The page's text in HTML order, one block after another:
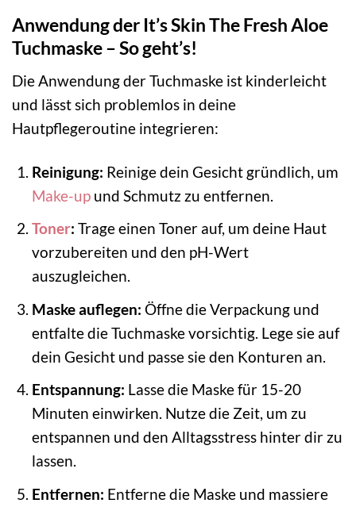
Anwendung der It’s Skin The Fresh Aloe
Tuchmaske – So geht’s!
Die Anwendung der Tuchmaske ist kinderleicht
und lässt sich problemlos in deine
Hautpflegeroutine integrieren:
Reinigung: Reinige dein Gesicht gründlich, um
Make-upund Schmutz zu entfernen.
Toner: Trage einen Toner auf, um deine Haut
vorzubereiten und den pH-Wert
auszugleichen.
Maske auflegen: Öffne die Verpackung und
entfalte die Tuchmaske vorsichtig. Lege sie auf
dein Gesicht und passe sie den Konturen an.
Entspannung: Lasse die Maske für 15-20
Minuten einwirken. Nutze die Zeit, um zu
entspannen und den Alltagsstress hinter dir zu
lassen.
Entfernen: Entferne die Maske und massiere